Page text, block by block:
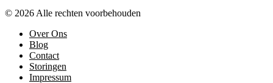
© 2026 Alle rechten voorbehouden
Over Ons
Blog
Contact
Storingen
Impressum